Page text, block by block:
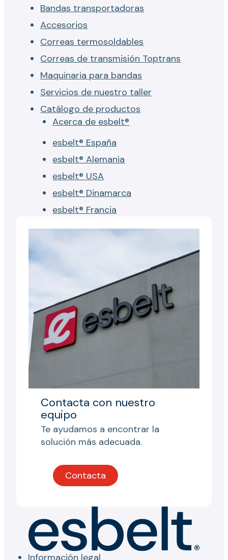
Bandas transportadoras
Accesorios
Correas termosoldables
Correas de transmisión Toptrans
Maquinaria para bandas
Servicios de nuestro taller
Catálogo de productos
Acerca de esbelt®
esbelt® España
esbelt® Alemania
esbelt® USA
esbelt® Dinamarca
esbelt® Francia
Contacta con nuestro
equipo
Te ayudamos a encontrar la
solución más adecuada.
Contacta